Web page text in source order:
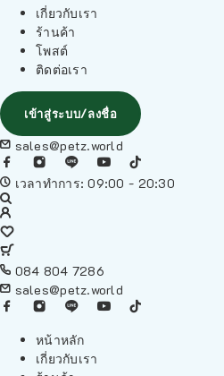
เกี่ยวกับเรา
ร้านค้า
โพสต์
ติดต่อเรา
เข้าสู่ระบบ/ลงชื่อ
sales@petz.world
เวลาทำการ: 09:00 - 20:30
084 804 7286
sales@petz.world
หน้าหลัก
เกี่ยวกับเรา